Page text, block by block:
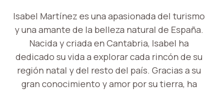
Isabel Martínez es una apasionada del turismo
y una amante de la belleza natural de España.
Nacida y criada en Cantabria, Isabel ha
dedicado su vida a explorar cada rincón de su
región natal y del resto del país. Gracias a su
gran conocimiento y amor por su tierra, ha